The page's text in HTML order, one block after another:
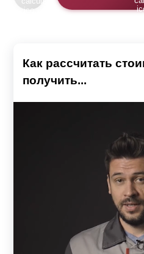
Как рассчитать
получить...